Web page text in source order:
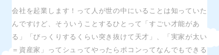
会社を起業します！って人が世の中にいることは知っていた
んですけど、そういうことするひとって「すごい才能があ
る」「びっくりするくらい突き抜けて天才」、「実家が太い
＝資産家」ってシュってやったらポコンってなんでもできる